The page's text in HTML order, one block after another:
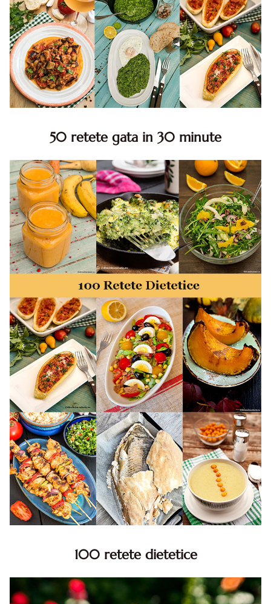
50 retete gata in 30 minute
minute. Retete rapide. Retete rapide de mancare. Idei
retete mancare rapid
100 retete dietetice
dietetice. Idei retete dietetice. 100 Retete mancare
pentru dieta.